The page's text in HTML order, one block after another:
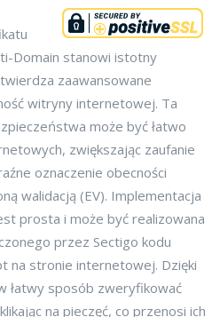
Domain stanowi istotny
zaawansowane
witryny internetowej. Ta
może być łatwo
zwiększając zaufanie
oznaczenie obecności
walidacją (EV). Implementacja
prosta i może być realizowana
przez Sectigo kodu
na stronie internetowej. Dzięki
łatwy sposób zweryfikować
na pieczęć, co przenosi ich